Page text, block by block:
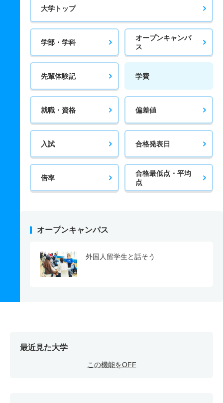
大学トップ
学部・学科
オープンキャンパ
ス
先輩体験記 学費
就職・資格 偏差値
入試 合格発表日
倍率
合格最低点・平均
点
オープンキャンパス
外国人留学生と話そう
最近見た大学
この機能をOFF